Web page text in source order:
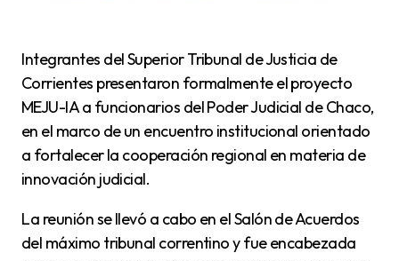
Integrantes del Superior Tribunal de Justicia de
Corrientes presentaron formalmente el proyecto
MEJU-IA a funcionarios del Poder Judicial de Chaco,
en el marco de un encuentro institucional orientado
a fortalecer la cooperación regional en materia de
innovación judicial.
La reunión se llevó a cabo en el Salón de Acuerdos
del máximo tribunal correntino y fue encabezada